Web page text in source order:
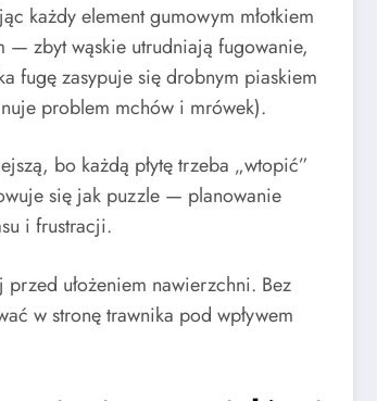
każdy element gumowym młotkiem
— zbyt wąskie utrudniają fugowanie,
fugę zasypuje się drobnym piaskiem
problem mchów i mrówek).
bo każdą płytę trzeba „wtopić”
się jak puzzle — planowanie
i frustracji.
ułożeniem nawierzchni. Bez
w stronę trawnika pod wpływem